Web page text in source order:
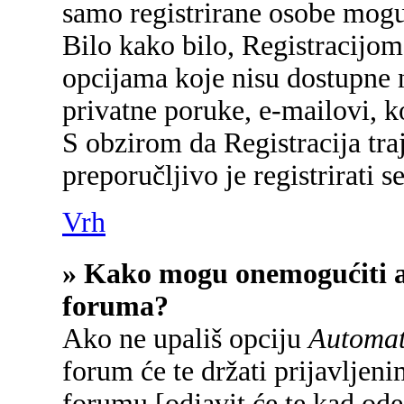
samo registrirane osobe
Bilo kako bilo,
opcijama koje nisu
privatne poruke, e-mailovi,
S obzirom da Registracija
preporučljivo je registrirati
Vrh
» Kako mogu onemogućiti
foruma?
Ako ne upališ opciju
forum će te držati